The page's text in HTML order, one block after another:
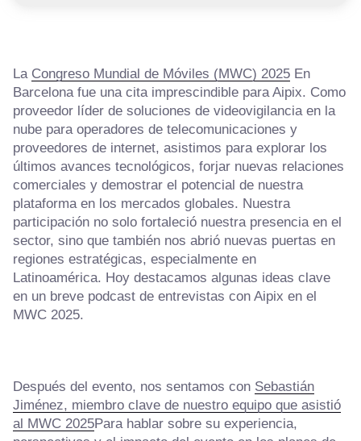
La Congreso Mundial de Móviles (MWC) 2025 En
Barcelona fue una cita imprescindible para Aipix. Como
proveedor líder de soluciones de videovigilancia en la
nube para operadores de telecomunicaciones y
proveedores de internet, asistimos para explorar los
últimos avances tecnológicos, forjar nuevas relaciones
comerciales y demostrar el potencial de nuestra
plataforma en los mercados globales. Nuestra
participación no solo fortaleció nuestra presencia en el
sector, sino que también nos abrió nuevas puertas en
regiones estratégicas, especialmente en
Latinoamérica. Hoy destacamos algunas ideas clave
en un breve podcast de entrevistas con Aipix en el
MWC 2025.
Después del evento, nos sentamos con Sebastián
Jiménez, miembro clave de nuestro equipo que asistió
al MWC 2025Para hablar sobre su experiencia,